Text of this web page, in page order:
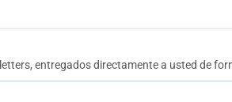
entregados directamente a usted de